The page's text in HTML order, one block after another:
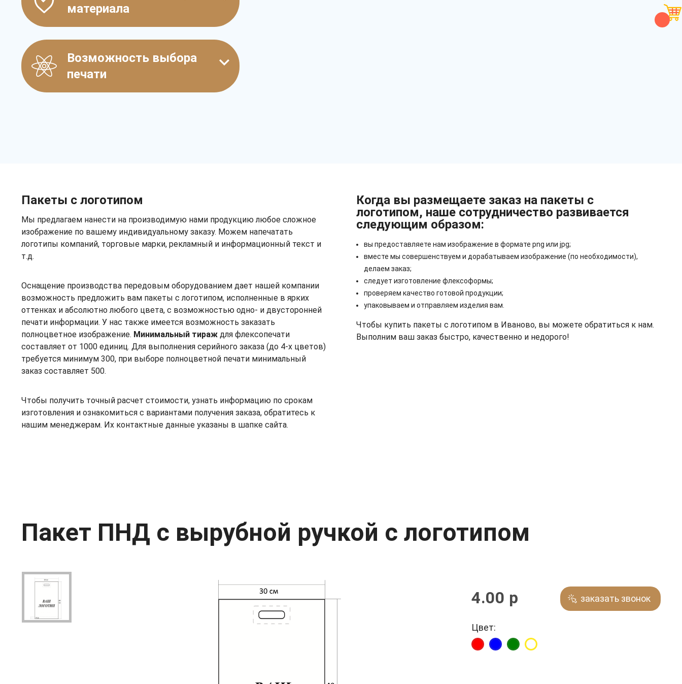
материала
Возможность выбора
печати
Пакеты с логотипом
Мы предлагаем нанести на производимую нами продукцию любое сложное
изображение по вашему индивидуальному заказу. Можем напечатать
логотипы компаний, торговые марки, рекламный и информационный текст и
т.д.
Оснащение производства передовым оборудованием дает нашей компании
возможность предложить вам пакеты с логотипом, исполненные в ярких
оттенках и абсолютно любого цвета, с возможностью одно- и двусторонней
печати информации. У нас также имеется возможность заказать
полноцветное изображение. Минимальный тираж для флексопечати
составляет от 1000 единиц. Для выполнения серийного заказа (до 4-х цветов)
требуется минимум 300, при выборе полноцветной печати минимальный
заказ составляет 500.
Чтобы получить точный расчет стоимости, узнать информацию по срокам
изготовления и ознакомиться с вариантами получения заказа, обратитесь к
нашим менеджерам. Их контактные данные указаны в шапке сайта.
Когда вы размещаете заказ на пакеты с
логотипом, наше сотрудничество развивается
следующим образом:
вы предоставляете нам изображение в формате png или jpg;
вместе мы совершенствуем и дорабатываем изображение (по необходимости),
делаем заказ;
следует изготовление флексоформы;
проверяем качество готовой продукции;
упаковываем и отправляем изделия вам.
Чтобы купить пакеты с логотипом в Иваново, вы можете обратиться к нам.
Выполним ваш заказ быстро, качественно и недорого!
Пакет ПНД с вырубной ручкой с логотипом
4.00 р
Цвет:
заказать звонок